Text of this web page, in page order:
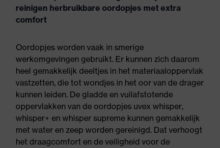
reinigen herbruikbare oordopjes met extra
comfort
Oordopjes worden vaak in smerige
werkomgevingen gebruikt. Er kunnen zich daarom
heel gemakkelijk deeltjes in het materiaaloppervlak
vastzetten, die tot wondjes in het oor van de drager
kunnen leiden. De gladde en vuilafstotende
oppervlakken van de oordopjes uvex whisper,
whisper+ en whisper supreme kunnen gemakkelijk
met water en zeep worden gereinigd. Dat verhoogt
het draagcomfort en de veiligheid voor de